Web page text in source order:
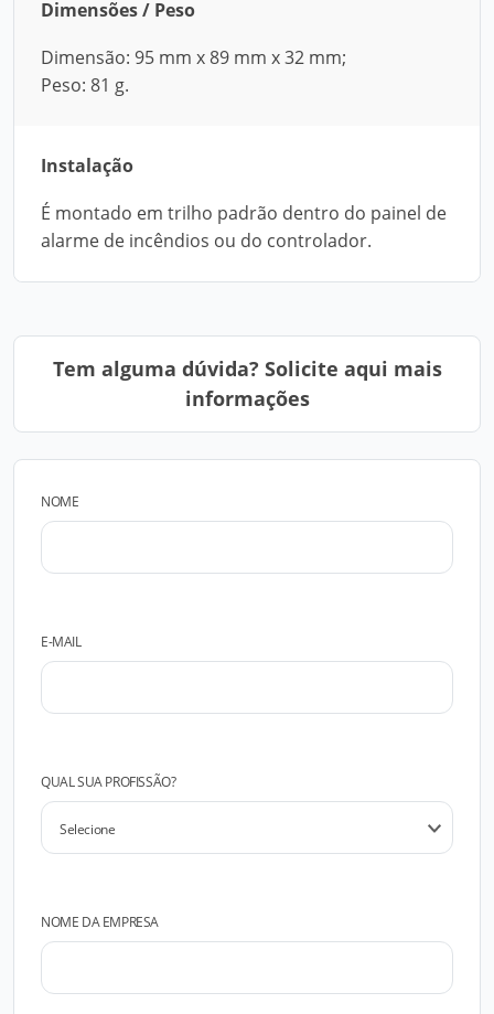
Dimensões / Peso
Dimensão: 95 mm x 89 mm x 32 mm;
Peso: 81 g.
Instalação
É montado em trilho padrão dentro do painel de
alarme de incêndios ou do controlador.
Tem alguma dúvida? Solicite aqui mais
informações
NOME
E-MAIL
QUAL SUA PROFISSÃO?
NOME DA EMPRESA